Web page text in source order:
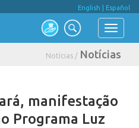
English Español
Notícias / Notícias
manifestação
Programa Luz